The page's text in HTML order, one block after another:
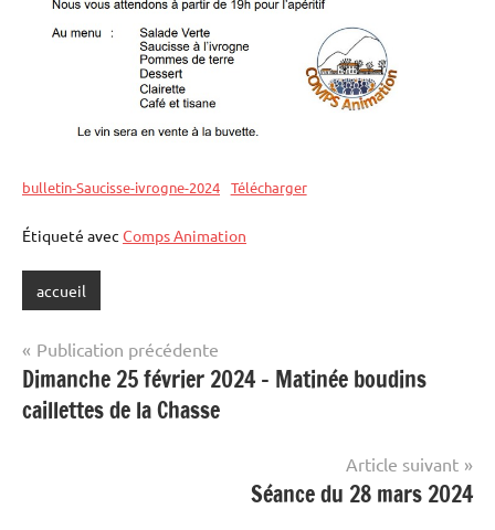
bulletin-Saucisse-ivrogne-2024 Télécharger
Étiqueté avec Comps Animation
accueil
Navigation
de
l’article
Publication précédente
Dimanche 25 février 2024 – Matinée boudins
caillettes de la Chasse
Article suivant
Séance du 28 mars 2024